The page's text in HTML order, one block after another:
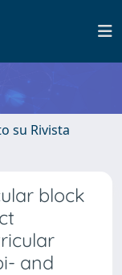
su Rivista
block
and